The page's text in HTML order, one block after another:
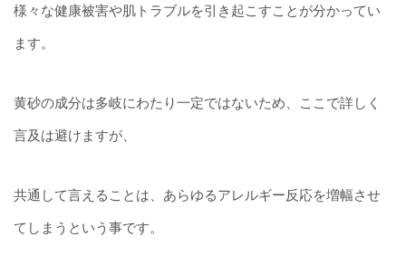
様々な健康被害や肌トラブルを引き起こすことが分かってい
ます。
黄砂の成分は多岐にわたり一定ではないため、ここで詳しく
言及は避けますが、
共通して言えることは、あらゆるアレルギー反応を増幅させ
てしまうという事です。